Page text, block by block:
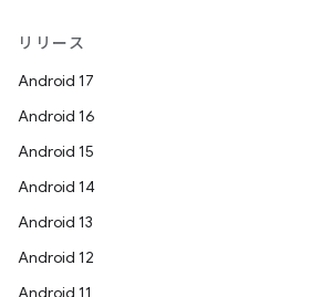
リリース
Android 17
Android 16
Android 15
Android 14
Android 13
Android 12
Android 11